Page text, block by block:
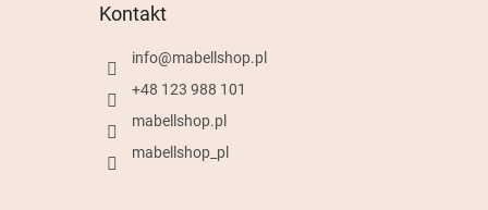
Kontakt
info@mabellshop.pl
+48 123 988 101
mabellshop.pl
mabellshop_pl